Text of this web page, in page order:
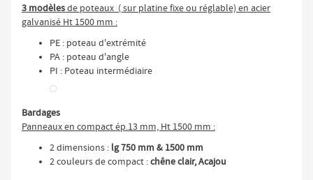
3 modèlesde poteaux ( sur platine fixe ou réglable) en acier
galvanisé Ht 1500 mm :
PE : poteau d'extrémité
PA : poteau d'angle
PI : Poteau intermédiaire
Bardages
Panneaux en compact ép.13 mm, Ht 1500 mm :
2 dimensions : lg 750 mm & 1500 mm
2 couleurs de compact :chêne clair, Acajou